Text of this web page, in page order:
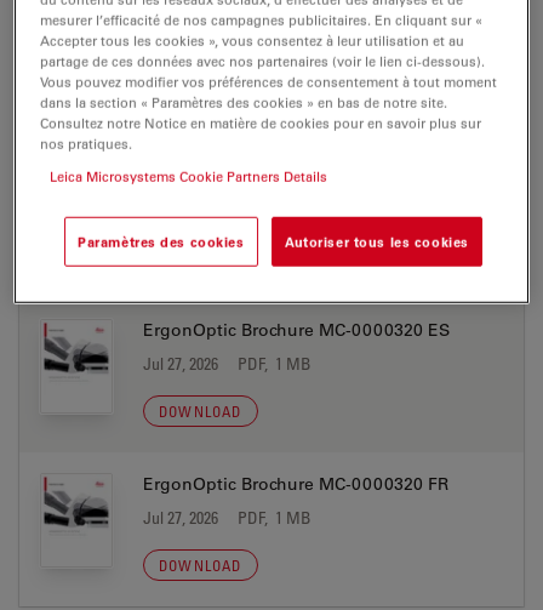
M651 MSD
BROCHURE OR FLYER
ErgonOptic Brochure MC-0000320 EN
ErgonOptic Brochure MC-0000320 ES
Jul 27, 2026 PDF, 1 MB
DOWNLOAD
ErgonOptic Brochure MC-0000320 FR
Jul 27, 2026 PDF, 1 MB
DOWNLOAD
mesurer l’efficacité de nos campagnes publicitaires. En cliquant sur «
Accepter tous les cookies », vous consentez à leur utilisation et au
partage de ces données avec nos partenaires (voir le lien ci-dessous).
Vous pouvez modifier vos préférences de consentement à tout moment
dans la section « Paramètres des cookies » en bas de notre site.
Consultez notre Notice en matière de cookies pour en savoir plus sur
nos pratiques.
Leica Microsystems Cookie Partners Details
Paramètres des cookies Autoriser tous les cookies